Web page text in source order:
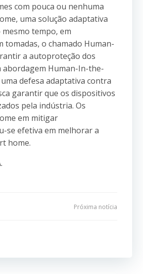
com pouca ou nenhuma
uma solução adaptativa
tempo, em
tomadas, o chamado Human-
a autoproteção dos
abordagem Human-In-the-
defesa adaptativa contra
garantir que os dispositivos
pela indústria. Os
em mitigar
se efetiva em melhorar a
home.
Próxima notícia